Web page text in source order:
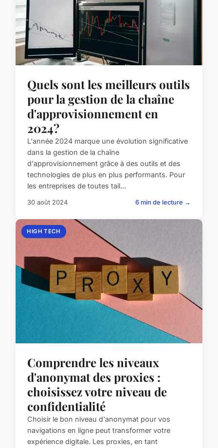
Quels sont les meilleurs outils
pour la gestion de la chaîne
d'approvisionnement en
2024?
L'année 2024 marque une évolution significative
dans la gestion de la chaîne
d'approvisionnement grâce à des outils et des
technologies de plus en plus performants. Pour
les entreprises de toutes tail...
30 août 2024 6 min de lecture →
HIGH TECH
Comprendre les niveaux
d'anonymat des proxies :
choisissez votre niveau de
confidentialité
Choisir le bon niveau d'anonymat pour vos
navigations en ligne peut transformer votre
expérience digitale. Les proxies, en tant